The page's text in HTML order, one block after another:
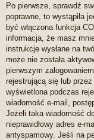
Po pierwsze, sprawdź
poprawne, to wystąpiła
być włączona funkcja
informacja, że masz
instrukcje wysłane na
może nie została
pierwszym
rejestrującą się lub
wyświetlona podczas
wiadomość e-mail,
Jeżeli taka wiadomość
nieprawidłowy adres e-
antyspamowy. Jeśli na